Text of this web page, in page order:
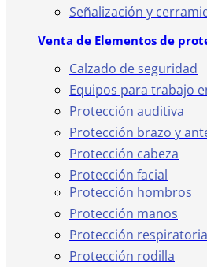
Señalización y
Venta de Elementos de
Calzado de seguridad
Equipos para trabajo
Protección auditiva
Protección brazo y
Protección cabeza
Protección facial
Protección hombros
Protección manos
Protección respiratoria
Protección rodilla